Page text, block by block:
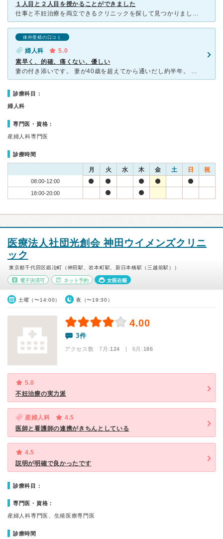
１人目と２人目を授かることができました
仕事と不妊治療を両立できるクリニックを探して見つかりました。 朝8時から夜は8時まで。効率よい進め方でほとんど待ちません。来院からお会計まで5分くらいで終わったこともあり、本当に仕事と両立ができ
体外受精の口コミ
婦人科
5.0
素早く、的確、痛くない、優しい
妻の付き添いです。 妻が40歳を超えてから通いだし約半年。 人工授精5回→体外受精初回で授かりました。 それぞれの患者さんの特徴を診察して、見合った治療をするのでは。体外受精は強い刺激を与えない
診療科目：
婦人科
専門医・資格：
産婦人科専門医
診療時間
月 火 水 木 金 土 日 祝
08:00-12:00
18:00-20:00
医療法人社団光創会 神田ウイメンズクリニ
ック
東京都千代田区鍛冶町（神田駅、岩本町駅、新日本橋駅（三越前駅））
電子決済可 ネット予約 女医在籍
土曜（〜14:00） 夜（〜19:30）
4.00
3件
アクセス数 7月:124 | 6月:186
5.0
不妊治療の実力派
産婦人科
4.5
医師と看護師の連携がきちんとしている
4.5
説明が明確で良かったです
診療科目：
専門医・資格：
産婦人科専門医、生殖医療専門医
診療時間